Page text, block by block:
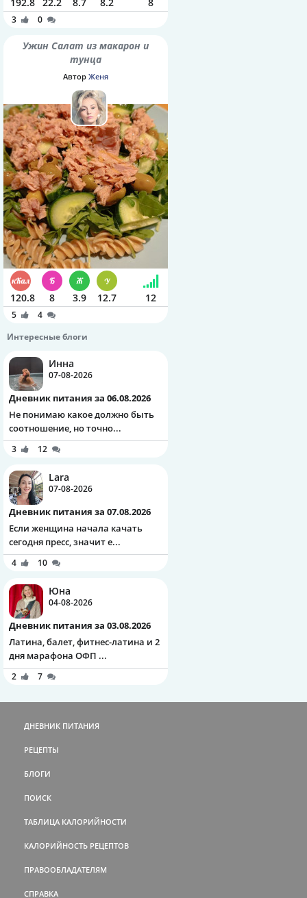
3 0
Ужин Салат из макарон и
тунца
Автор Женя
120.8 8 3.9 12.7 12
5
4
Интересные блоги
Инна
07-08-2026
Дневник питания за 06.08.2026
Не понимаю какое должно быть
соотношение, но точно...
3 12
Lara
07-08-2026
Дневник питания за 07.08.2026
Если женщина начала качать
сегодня пресс, значит е...
4 10
Юна
04-08-2026
Дневник питания за 03.08.2026
Латина, балет, фитнес-латина и 2
дня марафона ОФП ...
2 7
ДНЕВНИК ПИТАНИЯ
РЕЦЕПТЫ
БЛОГИ
ПОИСК
ТАБЛИЦА КАЛОРИЙНОСТИ
КАЛОРИЙНОСТЬ РЕЦЕПТОВ
ПРАВООБЛАДАТЕЛЯМ
СПРАВКА